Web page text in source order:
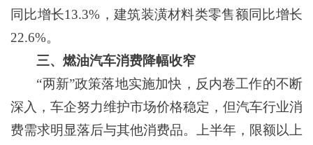
同比增长13.3% ，建筑装潢材料类零售额同比增长
22.6%。
三、燃油汽车消费降幅收窄
“两新”政策落地实施加快，反内卷工作的不断
深入，车企努力维护市场价格稳定，但汽车行业消
费需求明显落后与其他消费品。上半年，限额以上